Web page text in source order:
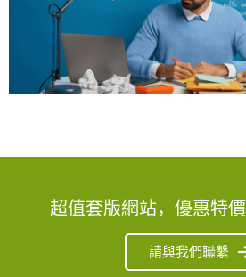
超值套版網站，優惠特價
請與我們聯繫